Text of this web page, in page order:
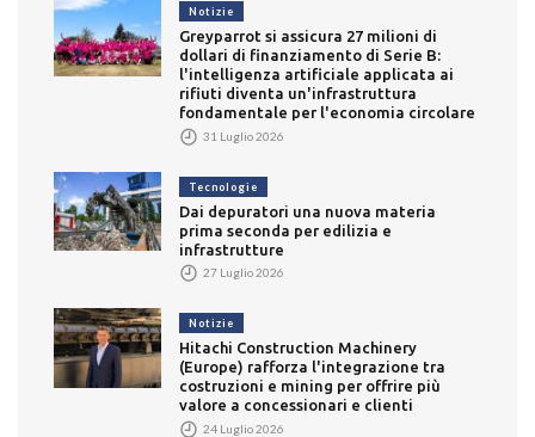
Notizie
Greyparrot si assicura 27 milioni di
dollari di finanziamento di Serie B:
l'intelligenza artificiale applicata ai
rifiuti diventa un'infrastruttura
fondamentale per l'economia circolare
31 Luglio 2026
Tecnologie
Dai depuratori una nuova materia
prima seconda per edilizia e
infrastrutture
27 Luglio 2026
Notizie
Hitachi Construction Machinery
(Europe) rafforza l'integrazione tra
costruzioni e mining per offrire più
valore a concessionari e clienti
24 Luglio 2026